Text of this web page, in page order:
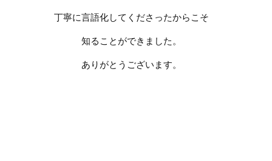
丁寧に言語化してくださったからこそ
知ることができました。
ありがとうございます。